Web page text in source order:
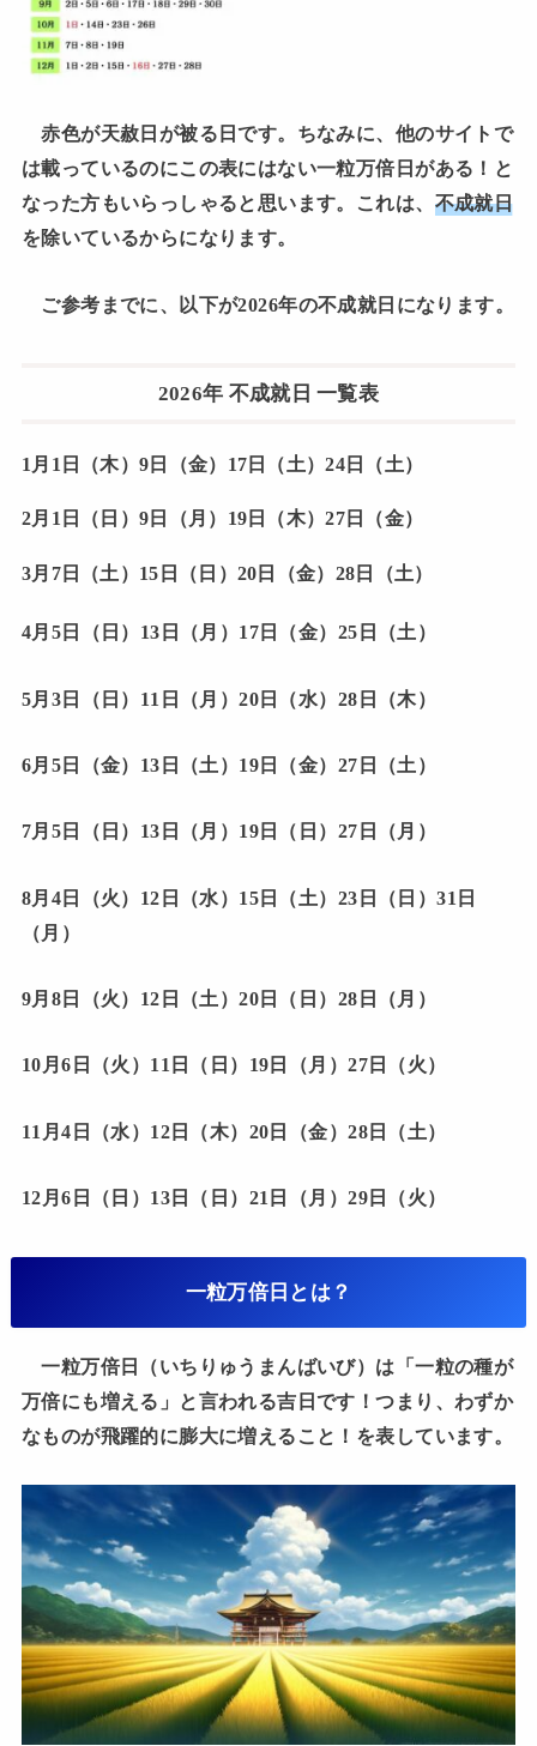
赤色が天赦日が被る日です。ちなみに、他のサイトで
は載っているのにこの表にはない一粒万倍日がある！と
なった方もいらっしゃると思います。これは、 不成就日
を除いているからになります。
ご参考までに、以下が2026年の不成就日になります。
2026年 不成就日 一覧表
1月1日（木）9日（金）17日（土）24日（土）
2月1日（日）9日（月）19日（木）27日（金）
3月7日（土）15日（日）20日（金）28日（土）
4月5日（日）13日（月）17日（金）25日（土）
5月3日（日）11日（月）20日（水）28日（木）
6月5日（金）13日（土）19日（金）27日（土）
7月5日（日）13日（月）19日（日）27日（月）
8月4日（火）12日（水）15日（土）23日（日）31日
（月）
9月8日（火）12日（土）20日（日）28日（月）
10月6日（火）11日（日）19日（月）27日（火）
11月4日（水）12日（木）20日（金）28日（土）
12月6日（日）13日（日）21日（月）29日（火）
一粒万倍日とは？
一粒万倍日（いちりゅうまんばいび）は「一粒の種が
万倍にも増える」と言われる吉日です！つまり、わずか
なものが飛躍的に膨大に増えること！を表しています。